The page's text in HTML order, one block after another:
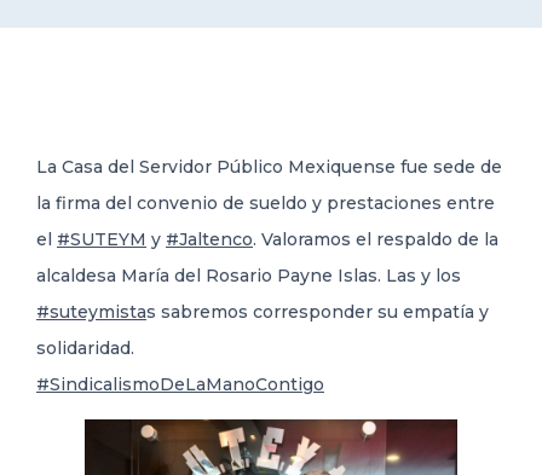
La Casa del Servidor Público Mexiquense fue sede de
la firma del convenio de sueldo y prestaciones entre
el #SUTEYM y #Jaltenco. Valoramos el respaldo de la
alcaldesa María del Rosario Payne Islas. Las y los
#suteymistas sabremos corresponder su empatía y
solidaridad.
#SindicalismoDeLaManoContigo